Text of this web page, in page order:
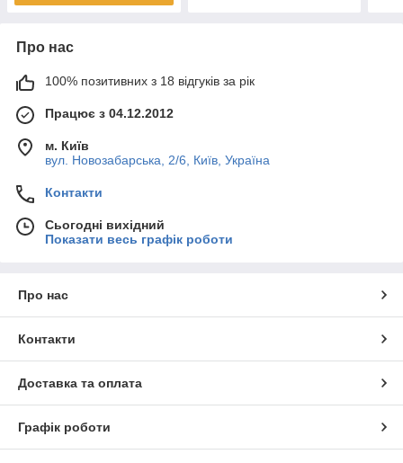
Про нас
100% позитивних з 18 відгуків за рік
Працює з 04.12.2012
м. Київ
вул. Новозабарська, 2/6, Київ, Україна
Контакти
Сьогодні вихідний
Показати весь графік роботи
Про нас
Контакти
Доставка та оплата
Графік роботи